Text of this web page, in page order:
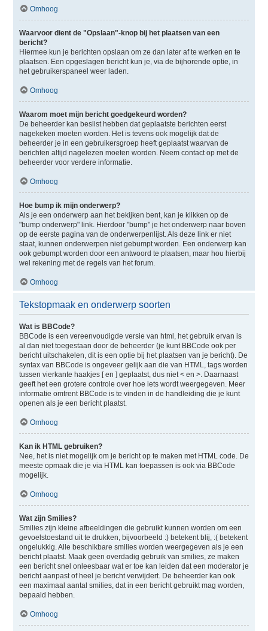
Omhoog
Waarvoor dient de "Opslaan"-knop bij het plaatsen van een
bericht?
Hiermee kun je berichten opslaan om ze dan later af te werken en te
plaatsen. Een opgeslagen bericht kun je, via de bijhorende optie, in
het gebruikerspaneel weer laden.
Omhoog
Waarom moet mijn bericht goedgekeurd worden?
De beheerder kan beslist hebben dat geplaatste berichten eerst
nagekeken moeten worden. Het is tevens ook mogelijk dat de
beheerder je in een gebruikersgroep heeft geplaatst waarvan de
berichten altijd nagelezen moeten worden. Neem contact op met de
beheerder voor verdere informatie.
Omhoog
Hoe bump ik mijn onderwerp?
Als je een onderwerp aan het bekijken bent, kan je klikken op de
"bump onderwerp" link. Hierdoor "bump" je het onderwerp naar boven
op de eerste pagina van de onderwerpenlijst. Als deze link er niet
staat, kunnen onderwerpen niet gebumpt worden. Een onderwerp kan
ook gebumpt worden door een antwoord te plaatsen, maar hou hierbij
wel rekening met de regels van het forum.
Omhoog
Tekstopmaak en onderwerp soorten
Wat is BBCode?
BBCode is een vereenvoudigde versie van html, het gebruik ervan is
al dan niet toegestaan door de beheerder (je kunt BBCode ook per
bericht uitschakelen, dit is een optie bij het plaatsen van je bericht). De
syntax van BBCode is ongeveer gelijk aan die van HTML, tags worden
tussen vierkante haakjes [ en ] geplaatst, dus niet < en >. Daarnaast
geeft het een grotere controle over hoe iets wordt weergegeven. Meer
informatie omtrent BBCode is te vinden in de handleiding die je kunt
openen als je een bericht plaatst.
Omhoog
Kan ik HTML gebruiken?
Nee, het is niet mogelijk om je bericht op te maken met HTML code. De
meeste opmaak die je via HTML kan toepassen is ook via BBCode
mogelijk.
Omhoog
Wat zijn Smilies?
Smilies zijn kleine afbeeldingen die gebruikt kunnen worden om een
gevoelstoestand uit te drukken, bijvoorbeeld :) betekent blij, :( betekent
ongelukkig. Alle beschikbare smilies worden weergegeven als je een
bericht plaatst. Maak geen overdadig gebruik van smilies, ze maken
een bericht snel onleesbaar wat er toe kan leiden dat een moderator je
bericht aanpast of heel je bericht verwijdert. De beheerder kan ook
een maximaal aantal smilies, dat in een bericht gebruikt mag worden,
bepaald hebben.
Omhoog